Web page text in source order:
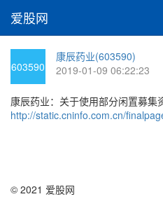
爱股网
603590
康辰药业(603590)
2019-01-09 06:22:23
康辰药业：关于使用部分闲置募集
http://static.cninfo.com.cn/
© 2021 爱股网